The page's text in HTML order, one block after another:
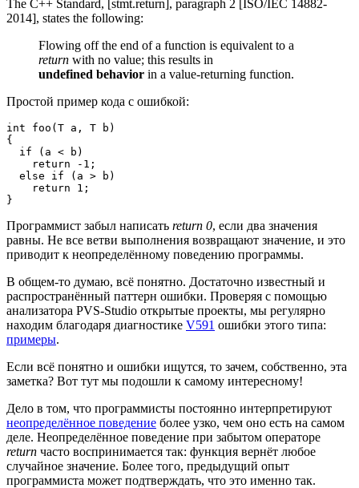
The C++ Standard, [stmt.return], paragraph 2 [ISO/IEC 14882-
2014], states the following:
Flowing off the end of a function is equivalent to a
return with no value; this results in
undefined behavior in a value-returning function.
Простой пример кода с ошибкой:
int foo(T a, T b)
{
  if (a < b)
    return -1;
  else if (a > b)
    return 1;
}
Программист забыл написать return 0, если два значения
равны. Не все ветви выполнения возвращают значение, и это
приводит к неопределённому поведению программы.
В общем-то думаю, всё понятно. Достаточно известный и
распространённый паттерн ошибки. Проверяя с помощью
анализатора PVS-Studio открытые проекты, мы регулярно
находим благодаря диагностике V591 ошибки этого типа:
примеры.
Если всё понятно и ошибки ищутся, то зачем, собственно, эта
заметка? Вот тут мы подошли к самому интересному!
Дело в том, что программисты постоянно интерпретируют
неопределённое поведение более узко, чем оно есть на самом
деле. Неопределённое поведение при забытом операторе
return часто воспринимается так: функция вернёт любое
случайное значение. Более того, предыдущий опыт
программиста может подтверждать, что это именно так.